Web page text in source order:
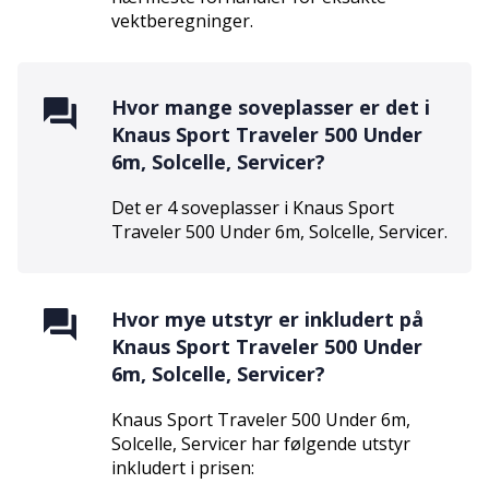
vektberegninger.
Hvor mange soveplasser er det i
Knaus Sport Traveler 500 Under
6m, Solcelle, Servicer?
Det er 4soveplasser i Knaus Sport
Traveler 500 Under 6m, Solcelle, Servicer.
Hvor mye utstyr er inkludert på
Knaus Sport Traveler 500 Under
6m, Solcelle, Servicer?
Knaus Sport Traveler 500 Under 6m,
Solcelle, Servicer har følgende utstyr
inkludert i prisen: